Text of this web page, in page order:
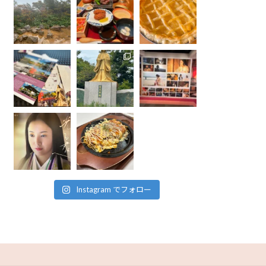
Instagram でフォロー